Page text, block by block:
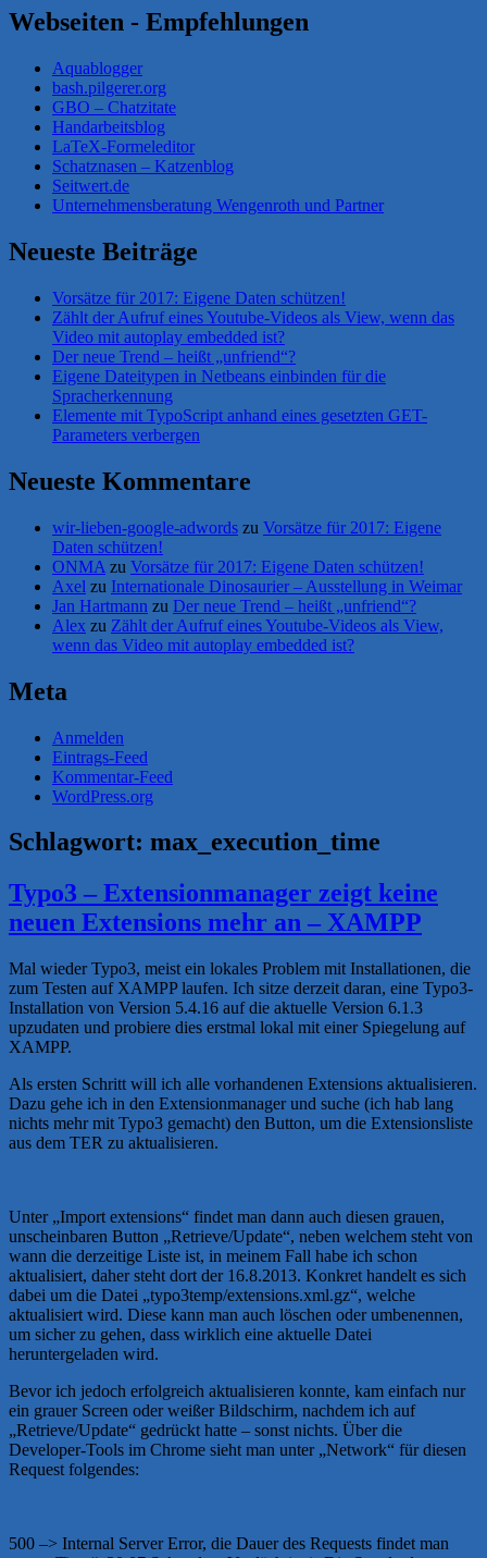
Webseiten - Empfehlungen
Aquablogger
bash.pilgerer.org
GBO – Chatzitate
Handarbeitsblog
LaTeX-Formeleditor
Schatznasen – Katzenblog
Seitwert.de
Unternehmensberatung Wengenroth und Partner
Neueste Beiträge
Vorsätze für 2017: Eigene Daten schützen!
Zählt der Aufruf eines Youtube-Videos als View, wenn das
Video mit autoplay embedded ist?
Der neue Trend – heißt „unfriend“?
Eigene Dateitypen in Netbeans einbinden für die
Spracherkennung
Elemente mit TypoScript anhand eines gesetzten GET-
Parameters verbergen
Neueste Kommentare
wir-lieben-google-adwords zu Vorsätze für 2017: Eigene
Daten schützen!
ONMA zu Vorsätze für 2017: Eigene Daten schützen!
Axel zu Internationale Dinosaurier – Ausstellung in Weimar
Jan Hartmann zu Der neue Trend – heißt „unfriend“?
Alex zu Zählt der Aufruf eines Youtube-Videos als View,
wenn das Video mit autoplay embedded ist?
Meta
Anmelden
Eintrags-Feed
Kommentar-Feed
WordPress.org
Schlagwort: max_execution_time
Typo3 – Extensionmanager zeigt keine
neuen Extensions mehr an – XAMPP
Mal wieder Typo3, meist ein lokales Problem mit Installationen, die
zum Testen auf XAMPP laufen. Ich sitze derzeit daran, eine Typo3-
Installation von Version 5.4.16 auf die aktuelle Version 6.1.3
upzudaten und probiere dies erstmal lokal mit einer Spiegelung auf
XAMPP.
Als ersten Schritt will ich alle vorhandenen Extensions aktualisieren.
Dazu gehe ich in den Extensionmanager und suche (ich hab lang
nichts mehr mit Typo3 gemacht) den Button, um die Extensionsliste
aus dem TER zu aktualisieren.
Unter „Import extensions“ findet man dann auch diesen grauen,
unscheinbaren Button „Retrieve/Update“, neben welchem steht von
wann die derzeitige Liste ist, in meinem Fall habe ich schon
aktualisiert, daher steht dort der 16.8.2013. Konkret handelt es sich
dabei um die Datei „typo3temp/extensions.xml.gz“, welche
aktualisiert wird. Diese kann man auch löschen oder umbenennen,
um sicher zu gehen, dass wirklich eine aktuelle Datei
heruntergeladen wird.
Bevor ich jedoch erfolgreich aktualisieren konnte, kam einfach nur
ein grauer Screen oder weißer Bildschirm, nachdem ich auf
„Retrieve/Update“ gedrückt hatte – sonst nichts. Über die
Developer-Tools im Chrome sieht man unter „Network“ für diesen
Request folgendes:
500 –> Internal Server Error, die Dauer des Requests findet man